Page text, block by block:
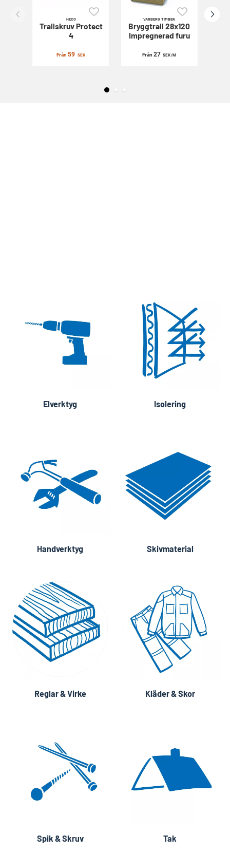
HECO
TrallskruvProtect
4
Från59 SEK
VARBERG TIMBER
Bryggtrall 28x120
Impregnerad furu
Från 27 SEK/M
Elverktyg Isolering
Handverktyg Skivmaterial
Reglar & Virke Kläder & Skor
Spik & Skruv Tak